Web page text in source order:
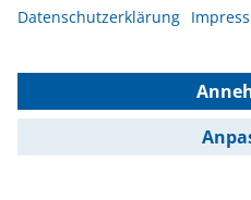
Gebärdensprache
Kontakt